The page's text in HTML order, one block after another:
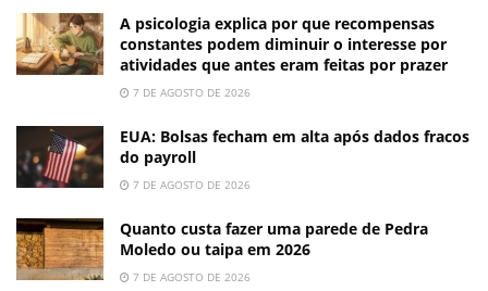
A psicologia explica por que recompensas
constantes podem diminuir o interesse por
atividades que antes eram feitas por prazer
7 DE AGOSTO DE 2026
EUA: Bolsas fecham em alta após dados fracos
do payroll
7 DE AGOSTO DE 2026
Quanto custa fazer uma parede de Pedra
Moledo ou taipa em 2026
7 DE AGOSTO DE 2026